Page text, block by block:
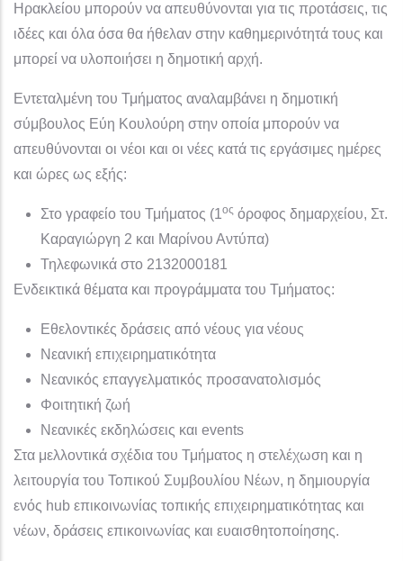
Ηρακλείου μπορούν να απευθύνονται για τις προτάσεις, τις
ιδέες και όλα όσα θα ήθελαν στην καθημερινότητά τους και
μπορεί να υλοποιήσει η δημοτική αρχή.
Εντεταλμένη του Τμήματος αναλαμβάνει η δημοτική
σύμβουλος Εύη Κουλούρη στην οποία μπορούν να
απευθύνονται οι νέοι και οι νέες κατά τις εργάσιμες ημέρες
και ώρες ως εξής:
Στο γραφείο του Τμήματος (1ος όροφος δημαρχείου, Στ.
Καραγιώργη 2 και Μαρίνου Αντύπα)
Τηλεφωνικά στο 2132000181
Ενδεικτικά θέματα και προγράμματα του Τμήματος:
Εθελοντικές δράσεις από νέους για νέους
Νεανική επιχειρηματικότητα
Νεανικός επαγγελματικός προσανατολισμός
Φοιτητική ζωή
Νεανικές εκδηλώσεις και events
Στα μελλοντικά σχέδια του Τμήματος η στελέχωση και η
λειτουργία του Τοπικού Συμβουλίου Νέων, η δημιουργία
ενός hub επικοινωνίας τοπικής επιχειρηματικότητας και
νέων, δράσεις επικοινωνίας και ευαισθητοποίησης.